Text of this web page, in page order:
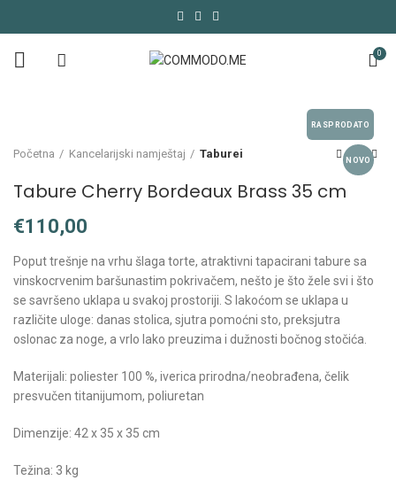
0
RASPRODATO
NOVO
Početna Kancelarijski namještaj Taburei
Tabure Cherry Bordeaux Brass 35 cm
€
Poput trešnje na vrhu šlaga torte, atraktivni tapacirani tabure sa
vinskocrvenim baršunastim pokrivačem, nešto je što žele svi i što
se savršeno uklapa u svakoj prostoriji. S lakoćom se uklapa u
različite uloge: danas stolica, sjutra pomoćni sto, preksjutra
oslonac za noge, a vrlo lako preuzima i dužnosti bočnog stočića.
Materijali: poliester 100 %, iverica prirodna/neobrađena, čelik
presvučen titanijumom, poliuretan
Dimenzije: 42 x 35 x 35 cm
Težina: 3 kg